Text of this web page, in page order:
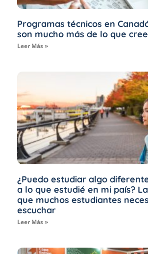
Programas técnicos en
son mucho más de lo que
Leer Más »
¿Puedo estudiar algo
a lo que estudié en mi país?
que muchos estudiantes
escuchar
Leer Más »